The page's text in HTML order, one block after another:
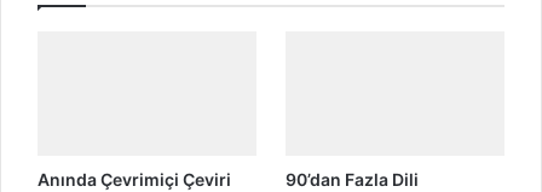
Anında Çevrimiçi Çeviri
90’dan Fazla Dili